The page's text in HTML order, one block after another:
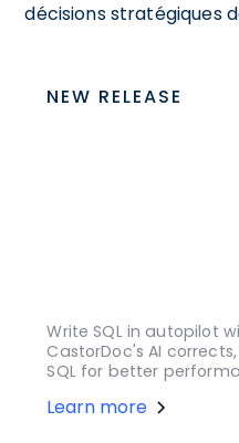
décisions stratégiques
NEW RELEASE
Write SQL in autopilot
CastorDoc's AI
SQL for better
Learn more